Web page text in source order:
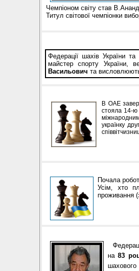
Чемпіоном світу став
Титул світової чемпіонки
Федерації шахів України
майстер спорту
Васильович та
В ОАЕ
стояла 14-ю
українку
Почала
Усім, хто
проживання
на83